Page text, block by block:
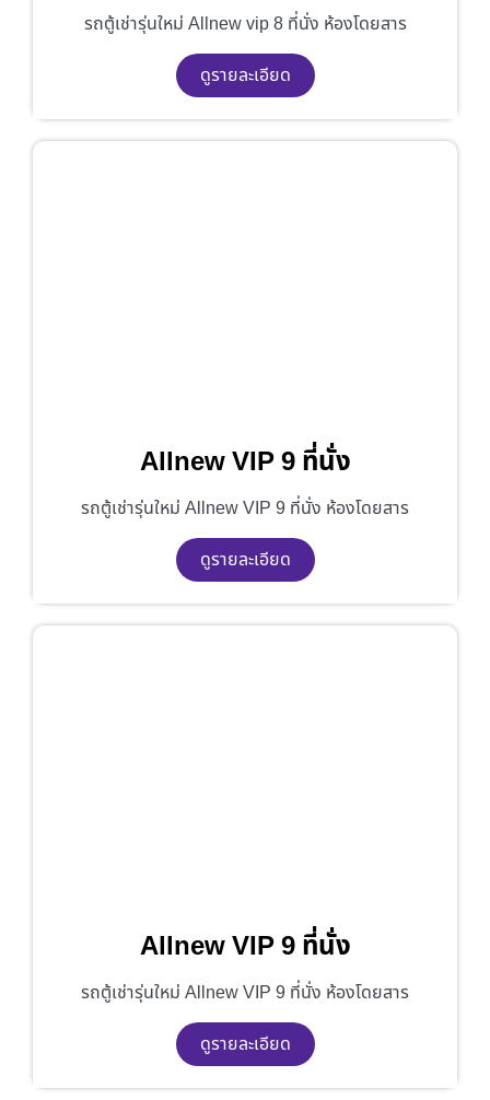
รถตู้เช่ารุ่นใหม่ Allnew vip 8 ที่นั่ง ห้องโดยสาร
ดูรายละเอียด
Allnew VIP 9 ที่นั่ง
รถตู้เช่ารุ่นใหม่ Allnew VIP 9 ที่นั่ง ห้องโดยสาร
ดูรายละเอียด
Allnew VIP 9 ที่นั่ง
รถตู้เช่ารุ่นใหม่ Allnew VIP 9 ที่นั่ง ห้องโดยสาร
ดูรายละเอียด